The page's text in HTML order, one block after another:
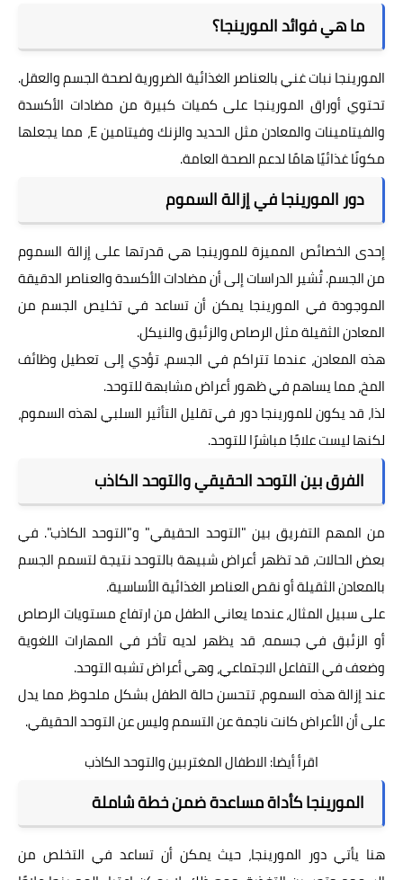
ما هي فوائد المورينجا؟
المورينجا نبات غني بالعناصر الغذائية الضرورية لصحة الجسم والعقل.
تحتوي أوراق المورينجا على كميات كبيرة من مضادات الأكسدة
والفيتامينات والمعادن مثل الحديد والزنك وفيتامين E، مما يجعلها
مكونًا غذائيًا هامًا لدعم الصحة العامة.
دور المورينجا في إزالة السموم
إحدى الخصائص المميزة للمورينجا هي قدرتها على إزالة السموم
من الجسم. تُشير الدراسات إلى أن مضادات الأكسدة والعناصر الدقيقة
الموجودة في المورينجا يمكن أن تساعد في تخليص الجسم من
المعادن الثقيلة مثل الرصاص والزئبق والنيكل.
هذه المعادن، عندما تتراكم في الجسم، تؤدي إلى تعطيل وظائف
المخ، مما يساهم في ظهور أعراض مشابهة للتوحد.
لذا، قد يكون للمورينجا دور في تقليل التأثير السلبي لهذه السموم،
لكنها ليست علاجًا مباشرًا للتوحد.
الفرق بين التوحد الحقيقي والتوحد الكاذب
من المهم التفريق بين "التوحد الحقيقي" و"التوحد الكاذب". في
بعض الحالات، قد تظهر أعراض شبيهة بالتوحد نتيجة لتسمم الجسم
بالمعادن الثقيلة أو نقص العناصر الغذائية الأساسية.
على سبيل المثال، عندما يعاني الطفل من ارتفاع مستويات الرصاص
أو الزئبق في جسمه، قد يظهر لديه تأخر في المهارات اللغوية
وضعف في التفاعل الاجتماعي، وهي أعراض تشبه التوحد.
عند إزالة هذه السموم، تتحسن حالة الطفل بشكل ملحوظ، مما يدل
على أن الأعراض كانت ناجمة عن التسمم وليس عن التوحد الحقيقي.
اقرأ أيضا:الاطفال المغتربين والتوحد الكاذب
المورينجا كأداة مساعدة ضمن خطة شاملة
هنا يأتي دور المورينجا، حيث يمكن أن تساعد في التخلص من